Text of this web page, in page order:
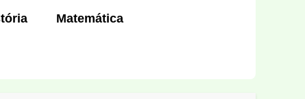
Matemática